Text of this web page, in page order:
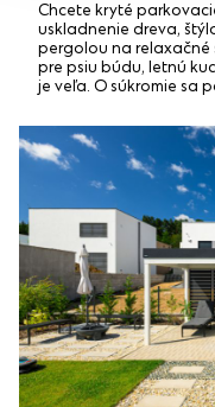
Chcete kryté
uskladnenie dreva,
pergolou na relaxačné
pre psiu búdu, letnú
je veľa. O súkromie sa